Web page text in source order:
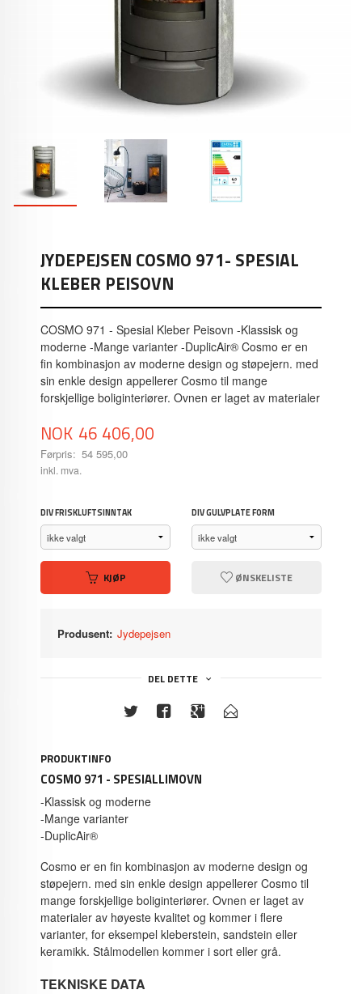
JYDEPEJSEN COSMO 971- SPESIAL
KLEBER PEISOVN
COSMO 971 - Spesial Kleber Peisovn -Klassisk og
moderne -Mange varianter -DuplicAir® Cosmo er en
fin kombinasjon av moderne design og støpejern. med
sin enkle design appellerer Cosmo til mange
forskjellige boliginteriører. Ovnen er laget av materialer
Tilbud
NOK 46 406,00
Førpris: 54 595,00
Rabatt
inkl. mva.
DIV FRISKLUFTSINNTAK DIV GULVPLATE FORM
KJØP ØNSKELISTE
Produsent: Jydepejsen
DEL DETTE
PRODUKTINFO
COSMO 971 - SPESIALLIMOVN
-Klassisk og moderne
-Mange varianter
-DuplicAir®
Cosmo er en fin kombinasjon av moderne design og
støpejern. med sin enkle design appellerer Cosmo til
mange forskjellige boliginteriører.Ovnen er laget av
materialer av høyeste kvalitet og kommer i flere
varianter, for eksempel kleberstein, sandstein eller
keramikk.Stålmodellen kommer i sort eller grå.
TEKNISKE DATA